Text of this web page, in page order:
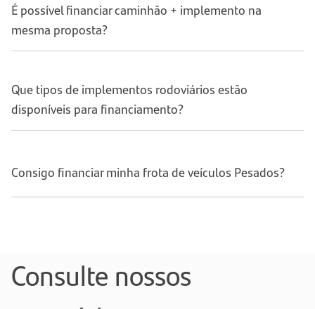
É possível financiar caminhão + implemento na
mesma proposta?
Que tipos de implementos rodoviários estão
disponíveis para financiamento?
Consigo financiar minha frota de veículos Pesados?
Consulte nossos